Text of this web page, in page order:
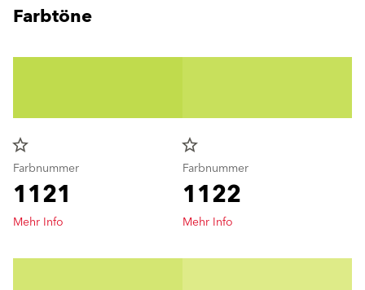
Farbtöne
star_border
Farbnummer
1121
Mehr Info
star_border
Farbnummer
1122
Mehr Info